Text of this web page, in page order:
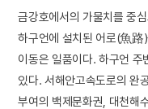
금강호에서의 가물치를 중
하구언에 설치된 어로(魚路
이동은 일품이다. 하구언 주
있다. 서해안고속도로의 완
부여의 백제문화권, 대천해